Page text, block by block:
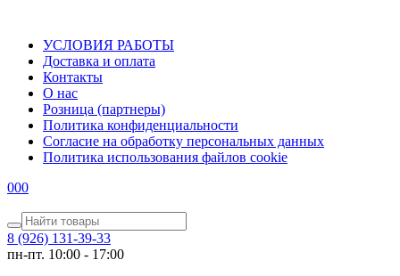
УСЛОВИЯ РАБОТЫ
Доставка и оплата
Контакты
О наc
Розница (партнеры)
Политика конфиденциальности
Согласие на обработку персональных данных
Политика использования файлов сookie
000
8 (926) 131-39-33
пн-пт. 10:00 - 17:00